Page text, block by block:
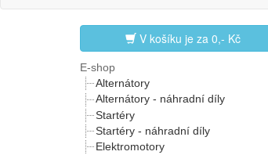
V košíku je za 0,- Kč
E-shop
Alternátory
Alternátory - náhradní díly
Startéry
Startéry - náhradní díly
Elektromotory